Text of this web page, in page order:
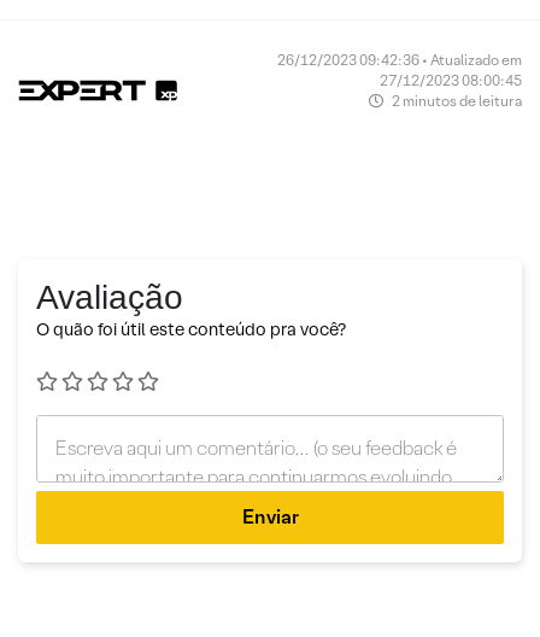
26/12/2023 09:42:36 • Atualizado em
27/12/2023 08:00:45
2 minutos de leitura
Avaliação
O quão foi útil este conteúdo pra você?
Enviar